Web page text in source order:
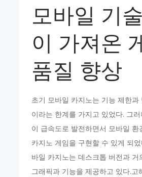
모바일 기
이 가져온
품질 향상
초기 모바일 카지노는 기능 제한과
이라는 한계를 가지고 있었다. 그
이 급속도로 발전하면서 모바일 환
카지노 게임을 구현할 수 있게 되
바일 카지노는 데스크톱 버전과 거
그래픽과 기능을 제공하고 있다.고